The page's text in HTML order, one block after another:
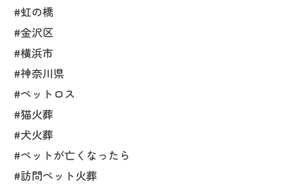
#虹の橋
#金沢区
#横浜市
#神奈川県
#ペットロス
#猫火葬
#犬火葬
#ペットが亡くなったら
#訪問ペット火葬